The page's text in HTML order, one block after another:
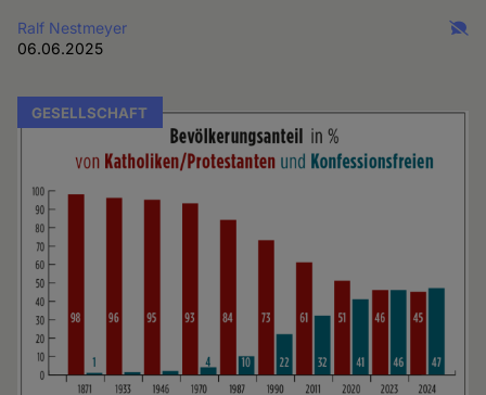
Ralf Nestmeyer
06.06.2025
GESELLSCHAFT